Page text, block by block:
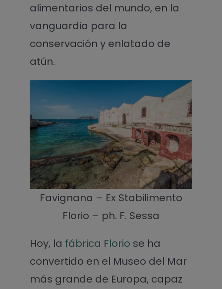
alimentarios del mundo, en la
vanguardia para la
conservación y enlatado de
atún.
Favignana – Ex Stabilimento
Florio – ph. F. Sessa
Hoy, la fábrica Florio se ha
convertido en el Museo del Mar
más grande de Europa, capaz